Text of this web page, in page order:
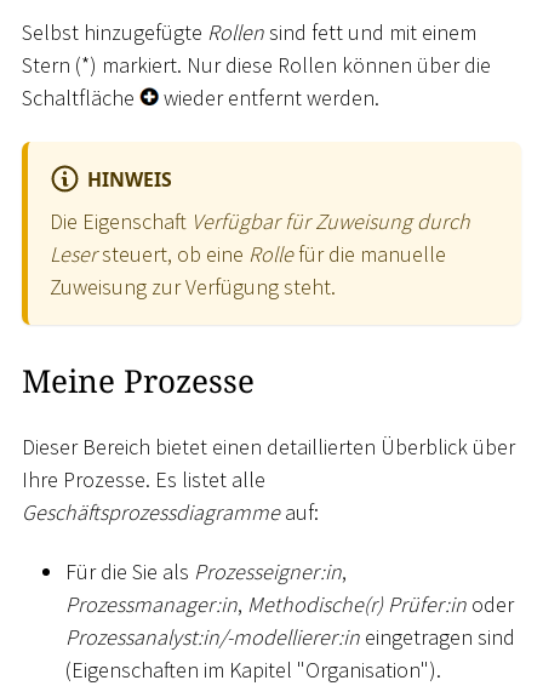
Selbst hinzugefügte Rollensind fett und mit einem
Stern (*) markiert. Nur diese Rollen können über die
Schaltfläche
wieder entfernt werden.
HINWEIS
Die Eigenschaft Verfügbar für Zuweisung durch
Lesersteuert, ob eine Rollefür die manuelle
Zuweisung zur Verfügung steht.
Meine Prozesse
Dieser Bereich bietet einen detaillierten Überblick über
Ihre Prozesse. Es listet alle
Geschäftsprozessdiagrammeauf:
Für die Sie als Prozesseigner:in,
Prozessmanager:in, Methodische(r) Prüfer:in oder
Prozessanalyst:in/-modellierer:in eingetragen sind
(Eigenschaften im Kapitel "Organisation").